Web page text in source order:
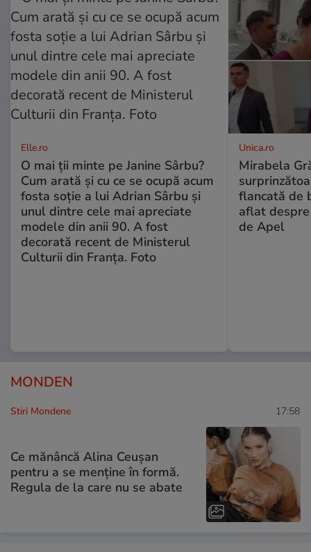
Elle.ro
O mai ții minte pe Janine Sârbu?
Cum arată și cu ce se ocupă acum
fosta soție a lui Adrian Sârbu și
unul dintre cele mai apreciate
modele din anii 90. A fost
decorată recent de Ministerul
Culturii din Franța. Foto
Unica.ro
Mirabela
flancată de
aflat
de Apel
MONDEN
Stiri Mondene 17:58
Ce mănâncă Alina Ceușan
pentru a se menține în formă.
Regula de la care nu se abate